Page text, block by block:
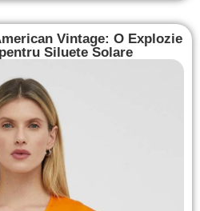
Vintage: O Explozie
Siluete Solare